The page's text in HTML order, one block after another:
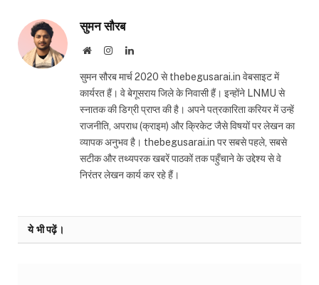
सुमन सौरब
WebsiteInstagramLinkedIn
सुमन सौरब मार्च 2020 से thebegusarai.in वेबसाइट में
कार्यरत हैं। वे बेगूसराय जिले के निवासी हैं। इन्होंने LNMU से
स्नातक की डिग्री प्राप्त की है। अपने पत्रकारिता करियर में उन्हें
राजनीति, अपराध (क्राइम) और क्रिकेट जैसे विषयों पर लेखन का
व्यापक अनुभव है। thebegusarai.in पर सबसे पहले, सबसे
सटीक और तथ्यपरक खबरें पाठकों तक पहुँचाने के उद्देश्य से वे
निरंतर लेखन कार्य कर रहे हैं।
ये भी पढ़ें।